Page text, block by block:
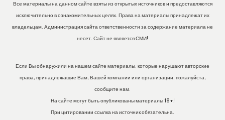
Все материалы на данном сайте взяты из открытых источников и предоставляются
исключительно в ознакомительных целях. Права на материалы принадлежат их
владельцам. Администрация сайта ответственности за содержание материала не
несет. Сайт не является СМИ!
Если Вы обнаружили на нашем сайте материалы, которые нарушают авторские
права, принадлежащие Вам, Вашей компании или организации, пожалуйста,
сообщите нам.
На сайте могут быть опубликованы материалы 18+!
При цитировании ссылка на источник обязательна.